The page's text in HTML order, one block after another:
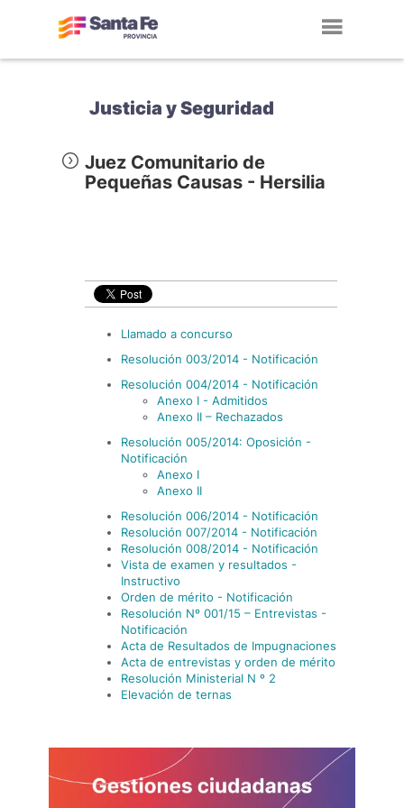
Justicia y Seguridad
Juez Comunitario de
Pequeñas Causas - Hersilia
Llamado a concurso
Resolución 003/2014 - Notificación
Resolución 004/2014 - Notificación
Anexo I - Admitidos
Anexo II – Rechazados
Resolución 005/2014: Oposición -
Notificación
Anexo I
Anexo II
Resolución 006/2014 - Notificación
Resolución 007/2014 - Notificación
Resolución 008/2014 - Notificación
Vista de examen y resultados -
Instructivo
Orden de mérito - Notificación
Resolución Nº 001/15 – Entrevistas -
Notificación
Acta de Resultados de Impugnaciones
Acta de entrevistas y orden de mérito
Resolución Ministerial N º 2
Elevación de ternas